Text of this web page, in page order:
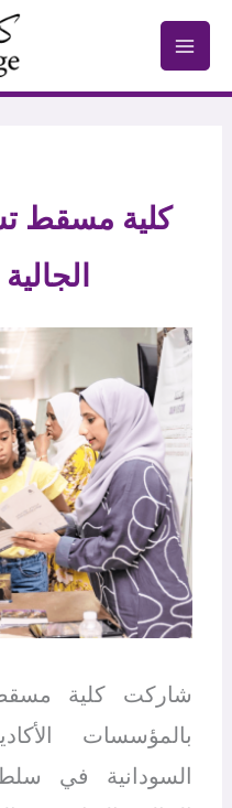
كلية مسقط
شاركت كلية
بالمؤسسات
السودانية في